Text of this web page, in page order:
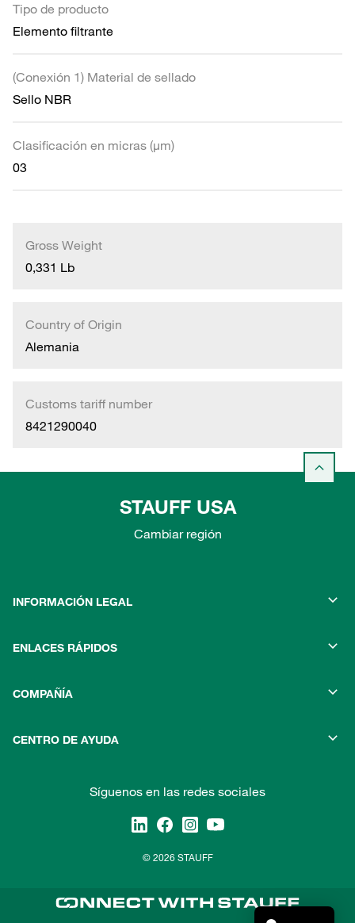
Tipo de producto
Elemento filtrante
(Conexión 1) Material de sellado
Sello NBR
Clasificación en micras (µm)
03
Gross Weight
0,331 Lb
Country of Origin
Alemania
Customs tariff number
8421290040
STAUFF USA
Cambiar región
INFORMACIÓN LEGAL
ENLACES RÁPIDOS
COMPAÑÍA
CENTRO DE AYUDA
Síguenos en las redes sociales
© 2026 STAUFF